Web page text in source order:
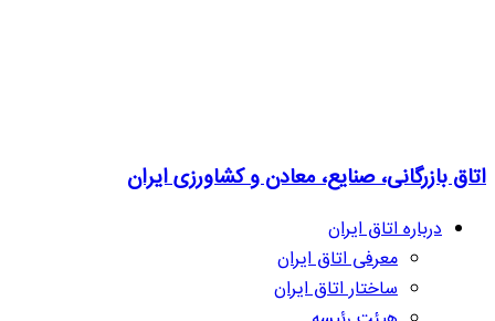
اتاق بازرگانی، صنایع، معادن و کشاورزی ایران
درباره اتاق ایران
معرفی اتاق ایران
ساختار اتاق ایران